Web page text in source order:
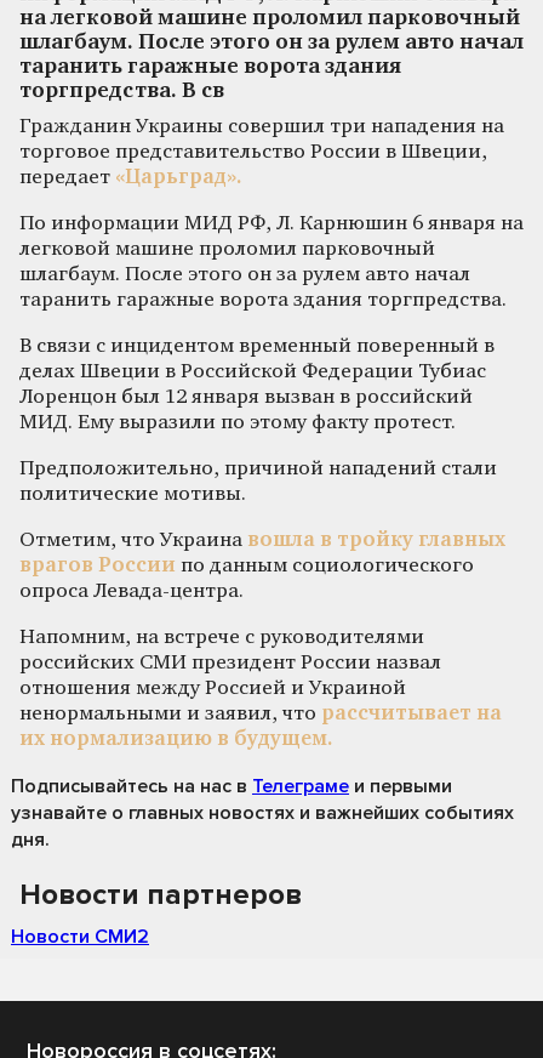
на легковой машине проломил парковочный
шлагбаум. После этого он за рулем авто начал
таранить гаражные ворота здания
торгпредства. В св
Гражданин Украины совершил три нападения на
торговое представительство России в Швеции,
передает «Царьград».
По информации МИД РФ, Л. Карнюшин 6 января на
легковой машине проломил парковочный
шлагбаум. После этого он за рулем авто начал
таранить гаражные ворота здания торгпредства.
В связи с инцидентом временный поверенный в
делах Швеции в Российской Федерации Тубиас
Лоренцон был 12 января вызван в российский
МИД. Ему выразили по этому факту протест.
Предположительно, причиной нападений стали
политические мотивы.
Отметим, что Украина вошла в тройку главных
врагов России по данным социологического
опроса Левада-центра.
Напомним, на встрече с руководителями
российских СМИ президент России назвал
отношения между Россией и Украиной
ненормальными и заявил, что рассчитывает на
их нормализацию в будущем.
Подписывайтесь на нас в Телеграме и первыми
узнавайте о главных новостях и важнейших событиях
дня.
Новости партнеров
Новости СМИ2
Новороссия в соцсетях: